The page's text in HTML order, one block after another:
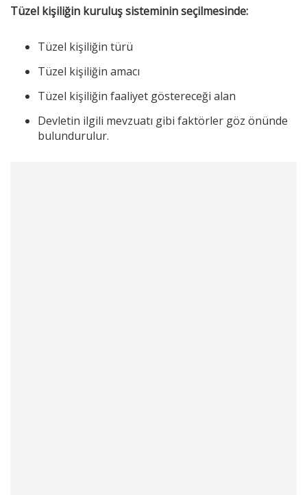
Tüzel kişiliğin kuruluş sisteminin seçilmesinde:
Tüzel kişiliğin türü
Tüzel kişiliğin amacı
Tüzel kişiliğin faaliyet göstereceği alan
Devletin ilgili mevzuatı gibi faktörler göz önünde
bulundurulur.